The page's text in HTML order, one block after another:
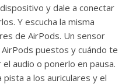
y dale a conectar
Y escucha la misma
de AirPods. Un sensor
puestos y cuándo te
audio o ponerlo en pausa.
a los auriculares y el